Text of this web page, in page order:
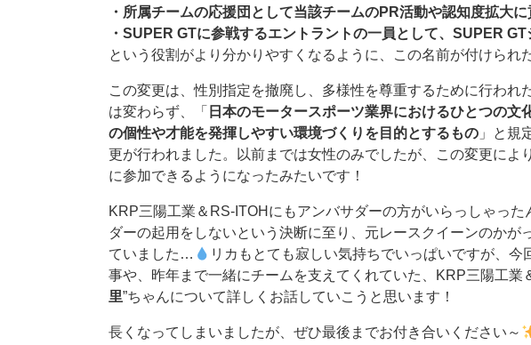
・所属チームの応援団として当該チームのPR活動や認知度拡⼤に
・SUPER GTに参戦するエントラントの⼀員として、SUPER
という役割がより分かりやすくなるように、この名前が付けられ
この変更は、性別指定を撤廃し、多様性を尊重するために行わ
は変わらず、「 日本のモータースポーツ業界におけるひとつの
の個性や才能を発揮しやすい環境づくりを目的とするもの 」と規
更が行われました。以前までは女性のみでしたが、この変更によ
に参加できるようになったみたいです！
KRP三陽工業＆RS-ITOHにもアンバサダーの方がいらっしゃっ
ダーの起用をしないという決断に至り、元レースクイーンのか
ていました…
リカもとても寂しい気持ちでいっぱいですが、
事や、昨年まで一緒にチームを支えてくれていた、KRP三陽工業
里”ちゃんについて詳しくお話していこうと思います！
長くなってしまいましたが、ぜひ最後までお付き合いください～